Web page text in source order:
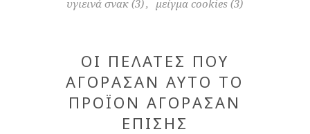
υγιεινά σνακ (3), μείγμα cookies (3)
ΟΙ ΠΕΛΆΤΕΣ ΠΟΥ
ΑΓΌΡΑΣΑΝ ΑΥΤΌ ΤΟ
ΠΡΟΪΌΝ ΑΓΌΡΑΣΑΝ
ΕΠΊΣΗΣ